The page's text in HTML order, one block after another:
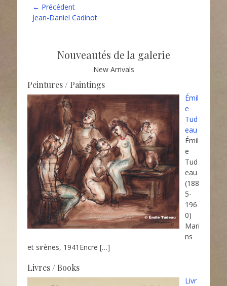
Navigation
de
← Précédent
Article
Jean-Daniel Cadinot
Nouveautés de la galerie
New Arrivals
Peintures / Paintings
Émil
e
Tud
eau
Émil
e
Tud
eau
(188
5-
196
0)
Mari
ns
et sirènes, 1941Encre […]
Livres / Books
Livr